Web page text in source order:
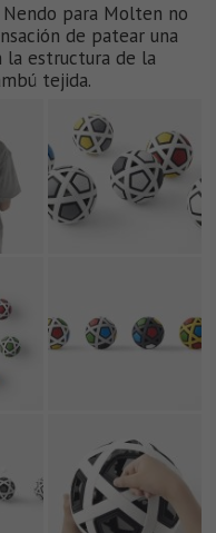
para Molten no
de patear una
la estructura de la
tejida.